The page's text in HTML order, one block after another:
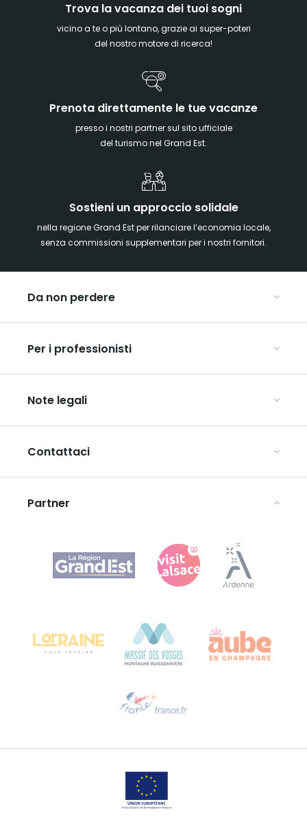
Trova la vacanza dei tuoi sogni
vicino a te o più lontano, grazie ai super-poteri
del nostro motore di ricerca!
Prenota direttamente le tue vacanze
presso i nostri partner sul sito ufficiale
del turismo nel Grand Est.
Sostieni un approccio solidale
nella regione Grand Est per rilanciare l’economia locale,
senza commissioni supplementari per i nostri fornitori.
Da non perdere
Alsazia
Ardenne
Champagne
Per i professionisti
Organizzate il vostro viaggio di gruppo
Scopri l’ART GE
Mediaroom
Note legali
Informativa sulla privacy
Avvertenze legali
Contattaci
Agence Régionale du Tourisme Grand Est
Bureau de Colmar (sede operativa)
Contattaci per e-mail
Partner